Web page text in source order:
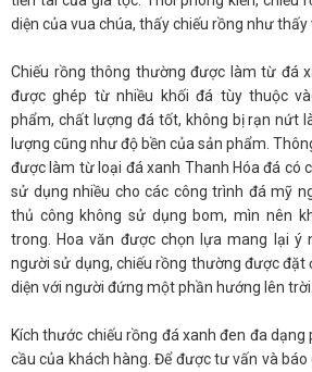
diện của vua chúa, thấy chiếu rồng như thấy
Chiếu rồng thông thường được làm từ đá
được ghép từ nhiều khối đá tùy thuộc
phẩm, chất lượng đá tốt, không bị rạn nứt
lượng cũng như độ bền của sản phẩm.
được làm từ loại đá xanh Thanh Hóa đá có
sử dụng nhiều cho các công trình đá mỹ
thủ công không sử dụng bom, mìn nên
trong. Hoa văn được chọn lựa mang lại ý
người sử dụng, chiếu rồng thường được đặt
diện với người đứng một phần hướng lên trời.
Kích thước chiếu rồng đá xanh đen đa dạng
cầu của khách hàng. Để được tư vấn và báo